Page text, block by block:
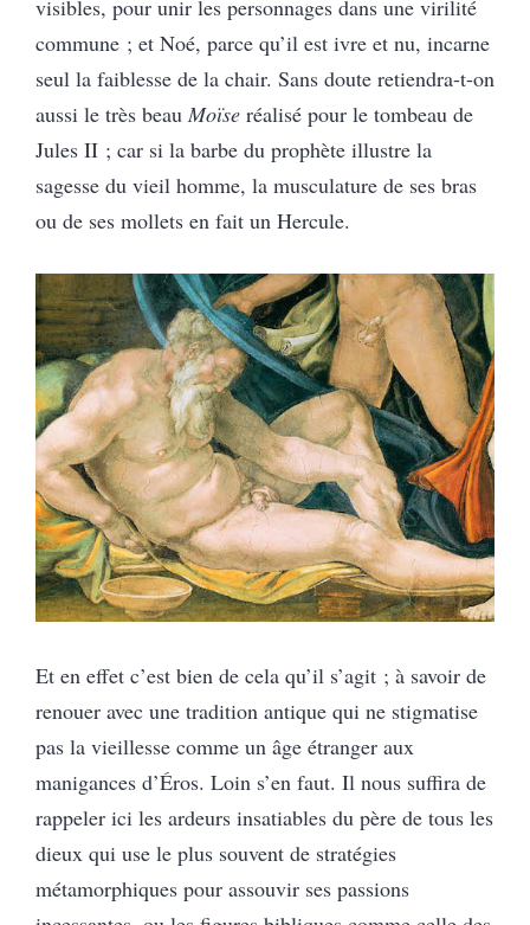
visibles, pour unir les personnages dans une virilité
commune ; et Noé, parce qu’il est ivre et nu, incarne
seul la faiblesse de la chair. Sans doute retiendra-t-on
aussi le très beau Moïse réalisé pour le tombeau de
Jules II ; car si la barbe du prophète illustre la
sagesse du vieil homme, la musculature de ses bras
ou de ses mollets en fait un Hercule.
Et en effet c’est bien de cela qu’il s’agit ; à savoir de
renouer avec une tradition antique qui ne stigmatise
pas la vieillesse comme un âge étranger aux
manigances d’Éros. Loin s’en faut. Il nous suffira de
rappeler ici les ardeurs insatiables du père de tous les
dieux qui use le plus souvent de stratégies
métamorphiques pour assouvir ses passions